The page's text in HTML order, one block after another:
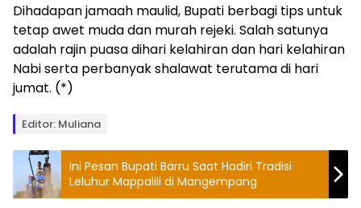
Dihadapan jamaah maulid, Bupati berbagi tips untuk
tetap awet muda dan murah rejeki. Salah satunya
adalah rajin puasa dihari kelahiran dan hari kelahiran
Nabi serta perbanyak shalawat terutama di hari
jumat. (*)
Editor: Muliana
Ini Pesan Bupati Barru Saat Hadiri Tradisi
Leluhur Mappalili di Mangempang